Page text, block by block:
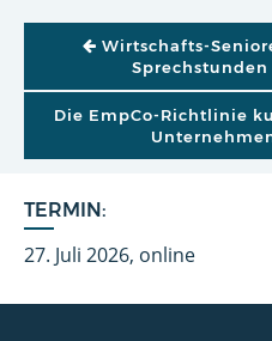
TERMIN:
27. Juli 2026, online
BEITRAGSNAVIGATION
Wirtschafts-
Die EmpCo-Richtlinie